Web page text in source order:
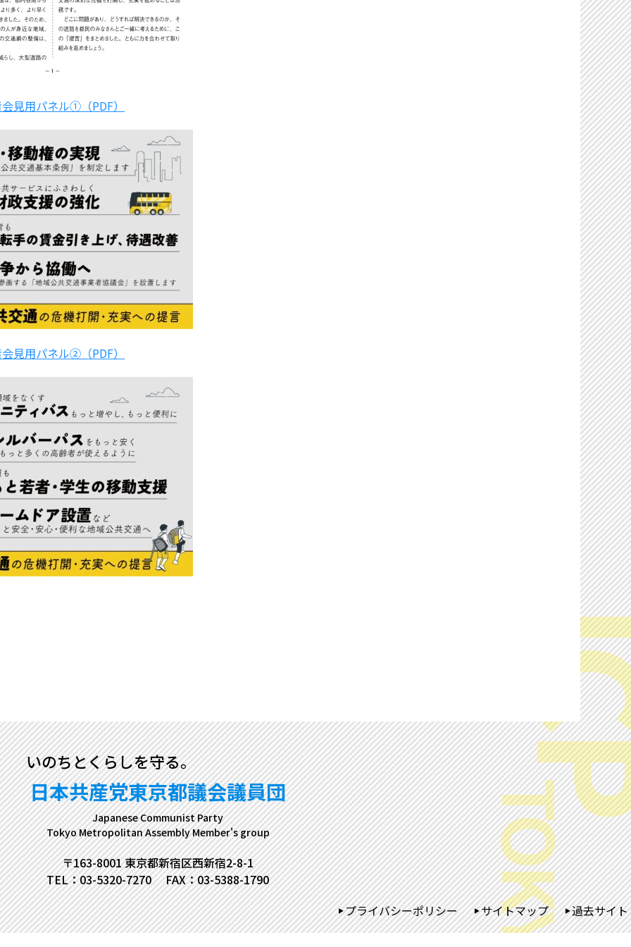
見用パネル①（PDF）
見用パネル②（PDF）
いのちとくらしを守る。
日本共産党東京都議会議員団
Japanese Communist Party
Tokyo Metropolitan Assembly Member's group
〒163-8001 東京都新宿区西新宿2-8-1
TEL：03-5320-7270
FAX：03-5388-1790
プライバシーポリシー
サイトマップ 過去サイト